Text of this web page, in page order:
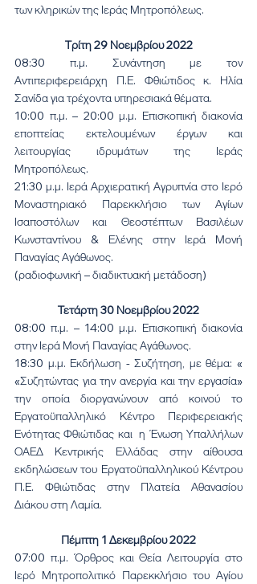
των κληρικών της Ιεράς Μητροπόλεως.
Τρίτη 29 Νοεμβρίου 2022
08:30 π.μ. Συνάντηση με τον
Αντιπεριφερειάρχη Π.Ε. Φθιώτιδος κ. Ηλία
Σανίδα για τρέχοντα υπηρεσιακά θέματα.
10:00 π.μ. – 20:00 μ.μ. Επισκοπική διακονία
εποπτείας εκτελουμένων έργων και
λειτουργίας ιδρυμάτων της Ιεράς
Μητροπόλεως.
21:30 μ.μ. Ιερά Αρχιερατική Αγρυπνία στο Ιερό
Μοναστηριακό Παρεκκλήσιο των Αγίων
Ισαποστόλων και Θεοστέπτων Βασιλέων
Κωνσταντίνου & Ελένης στην Ιερά Μονή
Παναγίας Αγάθωνος.
(ραδιοφωνική – διαδικτυακή μετάδοση)
Τετάρτη 30 Νοεμβρίου 2022
08:00 π.μ. – 14:00 μ.μ. Επισκοπική διακονία
στην Ιερά Μονή Παναγίας Αγάθωνος.
18:30 μ.μ. Εκδήλωση - Συζήτηση, με θέμα: «
«Συζητώντας για την ανεργία και την εργασία»
την οποία διοργανώνουν από κοινού το
Εργατοϋπαλληλικό Κέντρο Περιφερειακής
Ενότητας Φθιώτιδας και  η Ένωση Υπαλλήλων
ΟΑΕΔ Κεντρικής Ελλάδας στην αίθουσα
εκδηλώσεων του Εργατοϋπαλληλικού Κέντρου
Π.Ε. Φθιώτιδας στην Πλατεία Αθανασίου
Διάκου στη Λαμία.
Πέμπτη 1 Δεκεμβρίου 2022
07:00 π.μ. Όρθρος και Θεία Λειτουργία στο
Ιερό Μητροπολιτικό Παρεκκλήσιο του Αγίου